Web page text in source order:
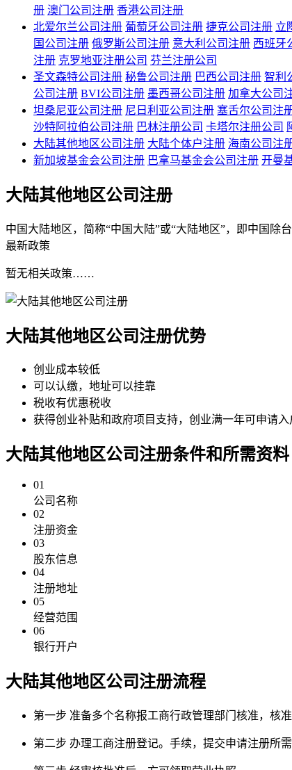
册 澳门公司注册 香港公司注册
北爱尔兰公司注册 葡萄牙公司注册 捷克公司注册 立
国公司注册 俄罗斯公司注册 意大利公司注册 西班牙
注册 克罗地亚注册公司 芬兰注册公司
圣文森特公司注册 秘鲁公司注册 巴西公司注册 智利
公司注册 BVI公司注册 墨西哥公司注册 加拿大公司
坦桑尼亚公司注册 尼日利亚公司注册 塞舌尔公司注
沙特阿拉伯公司注册 巴林注册公司 卡塔尔注册公司
大陆其他地区公司注册 大陆个体户注册 海南公司注
新加坡基金会公司注册 巴拿马基金会公司注册 开曼
大陆其他地区公司注册
中国大陆地区，简称“中国大陆”或“大陆地区”，即中国除
最新政策
暂无相关政策……
大陆其他地区公司注册优势
创业成本较低
可以认缴，地址可以挂靠
税收有优惠税收
获得创业补贴和政府项目支持，创业满一年可申请入
大陆其他地区公司注册条件和所需资料
01
公司名称
02
注册资金
03
股东信息
04
注册地址
05
经营范围
06
银行开户
大陆其他地区公司注册流程
第一步 准备多个名称报工商行政管理部门核准，核
第二步 办理工商注册登记。手续，提交申请注册所